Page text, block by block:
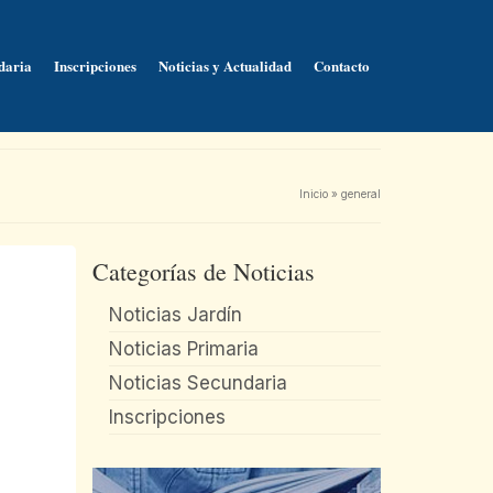
Inscripciones Noticias y Actualidad Contacto
Inicio » general
Categorías de Noticias
Noticias Jardín
Noticias Primaria
Noticias Secundaria
Inscripciones